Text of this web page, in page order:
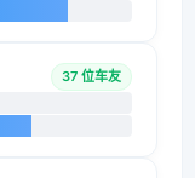
37 位车友